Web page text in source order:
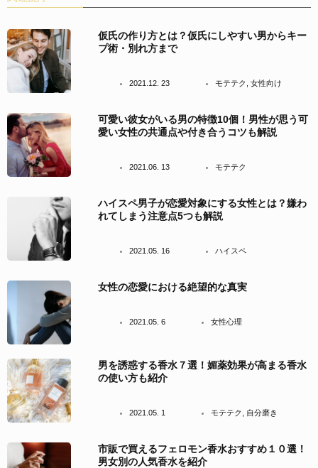
仮氏の作り方とは？仮氏にしやすい男からキー
プ術・別れ方まで
2021.12. 23 モテテク 女性向け
可愛い彼女がいる男の特徴10個！男性が思う可
愛い女性の共通点や付き合うコツも解説
2021.06. 13 モテテク
ハイスペ男子が恋愛対象にする女性とは？嫌わ
れてしまう注意点5つも解説
2021.05. 16 ハイスペ
女性の恋愛における絶望的な真実
2021.05. 6 女性心理
男を誘惑する香水７選！媚薬効果が高まる香水
の使い方も紹介
2021.05. 1 モテテク 自分磨き
市販で買えるフェロモン香水おすすめ１０選！
男女別の人気香水を紹介